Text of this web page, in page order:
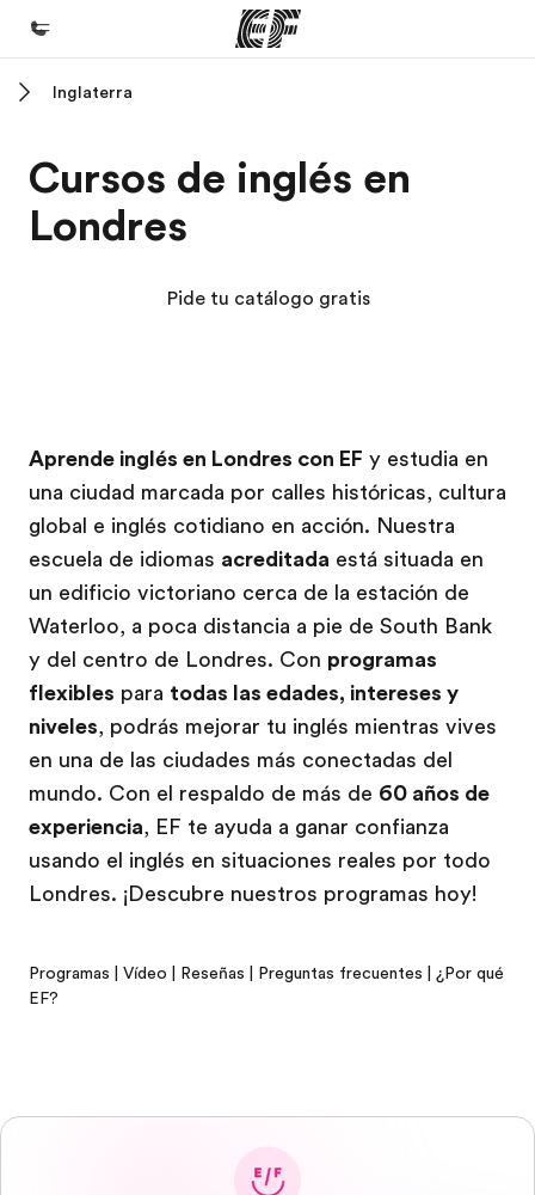
Programas
Ver todo lo que hacemos
Trabajos
Únete al equipo
Inglaterra
Cursos de inglés en
Londres
Pide tu catálogo gratis
Aprende inglés en Londres con EF y estudia en
una ciudad marcada por calles históricas, cultura
global e inglés cotidiano en acción. Nuestra
escuela de idiomas acreditada está situada en
un edificio victoriano cerca de la estación de
Waterloo, a poca distancia a pie de South Bank
y del centro de Londres. Con programas
flexibles para todas las edades, intereses y
niveles, podrás mejorar tu inglés mientras vives
en una de las ciudades más conectadas del
mundo. Con el respaldo de más de 60 años de
experiencia, EF te ayuda a ganar confianza
usando el inglés en situaciones reales por todo
Londres. ¡Descubre nuestros programas hoy!
Programas Vídeo Reseñas Preguntas frecuentes
¿Por qué
EF?